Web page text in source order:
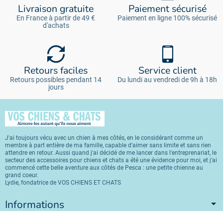
Livraison gratuite
En France à partir de 49 €
d'achats
Paiement sécurisé
Paiement en ligne 100% sécurisé
Retours faciles
Retours possibles pendant 14
jours
Service client
Du lundi au vendredi de 9h à 18h
J'ai toujours vécu avec un chien à mes côtés, en le considérant comme un
membre à part entière de ma famille, capable d'aimer sans limite et sans rien
attendre en retour. Aussi quand j'ai décidé de me lancer dans l'entreprenariat, le
secteur des accessoires pour chiens et chats a été une évidence pour moi, et j'ai
commencé cette belle aventure aux côtés de Pesca : une petite chienne au
grand coeur.
Lydie, fondatrice de VOS CHIENS ET CHATS
Informations